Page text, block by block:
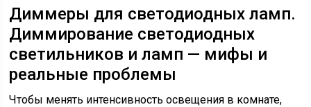
Диммеры для светодиодных ламп.
Диммирование светодиодных
светильников и ламп — мифы и
реальные проблемы
Чтобы менять интенсивность освещения в комнате,